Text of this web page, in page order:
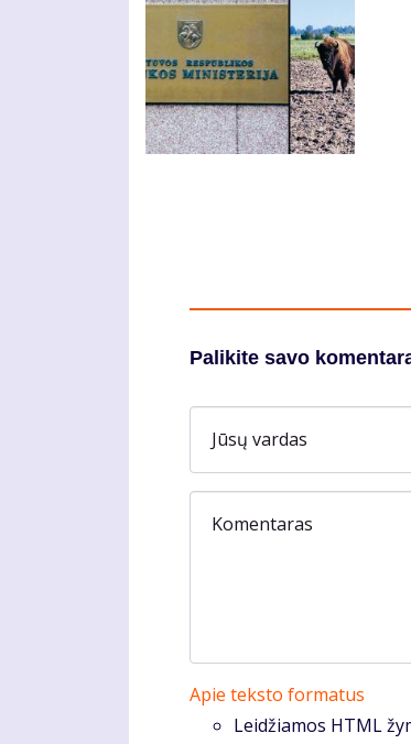
Palikite savo
Jūsų vardas
Komentaras
Apie teksto formatus
Leidžiamos HTML